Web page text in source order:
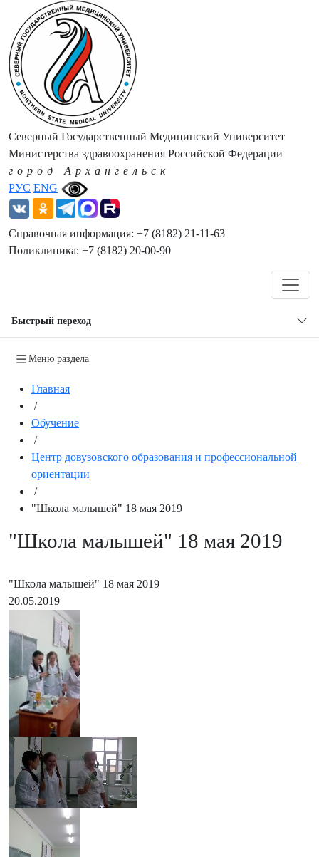
РУС ENG
Северный Государственный Медицинский Университет
Министерства здравоохранения Российской Федерации
город Архангельск
Справочная информация: +7 (8182) 21-11-63
Поликлиника: +7 (8182) 20-00-90
Быстрый переход
Меню раздела
Главная
/
Обучение
/
Центр довузовского образования и профессиональной
ориентации
/
"Школа малышей" 18 мая 2019
"Школа малышей" 18 мая 2019
"Школа малышей" 18 мая 2019
20.05.2019